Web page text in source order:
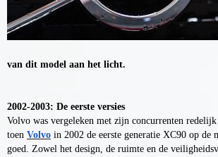
van dit model aan het licht.
2002-2003: De eerste versies
Volvo was vergeleken met zijn concurrenten
toen Volvo in 2002 de eerste generatie XC90 op de
goed. Zowel het design, de ruimte en de